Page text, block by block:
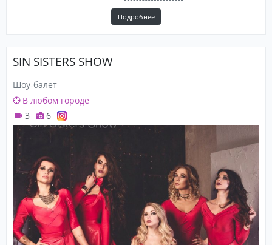
Подробнее
SIN SISTERS SHOW
Шоу-балет
В любом городе
3
6